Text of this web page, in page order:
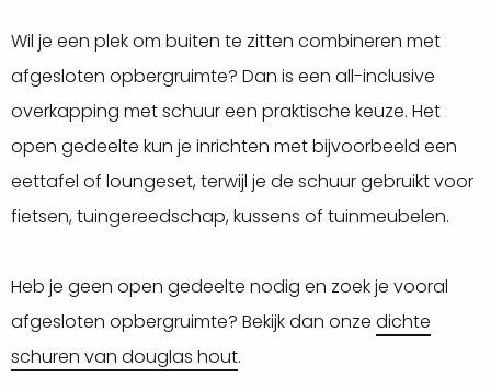
Wil je een plek om buiten te zitten combineren met
afgesloten opbergruimte? Dan is een all-inclusive
overkapping met schuur een praktische keuze. Het
open gedeelte kun je inrichten met bijvoorbeeld een
eettafel of loungeset, terwijl je de schuur gebruikt voor
fietsen, tuingereedschap, kussens of tuinmeubelen.
Heb je geen open gedeelte nodig en zoek je vooral
afgesloten opbergruimte? Bekijk dan onze dichte
schuren van douglas hout.